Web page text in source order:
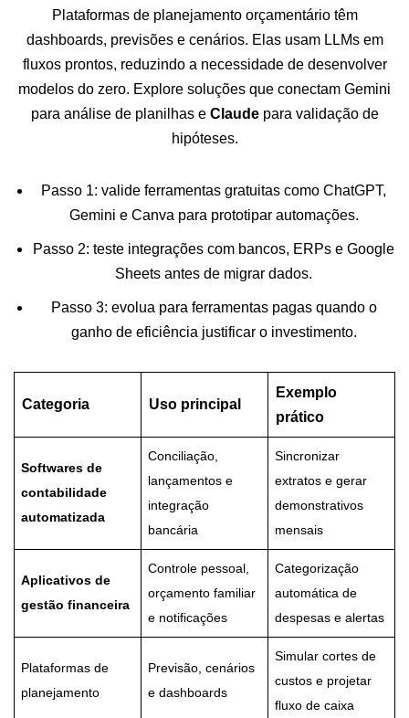
Plataformas de planejamento orçamentário têm
dashboards, previsões e cenários. Elas usam LLMs em
fluxos prontos, reduzindo a necessidade de desenvolver
modelos do zero. Explore soluções que conectam Gemini
para análise de planilhas e Claudepara validação de
hipóteses.
Passo 1: valide ferramentas gratuitas como ChatGPT,
Gemini e Canva para prototipar automações.
Passo 2: teste integrações com bancos, ERPs e Google
Sheets antes de migrar dados.
Passo 3: evolua para ferramentas pagas quando o
ganho de eficiência justificar o investimento.
Categoria Uso principal
Exemplo
prático
Softwares de
contabilidade
automatizada
Conciliação,
lançamentos e
integração
bancária
Sincronizar
extratos e gerar
demonstrativos
mensais
Aplicativos de
gestão financeira
Controle pessoal,
orçamento familiar
e notificações
Categorização
automática de
despesas e alertas
Plataformas de
planejamento
Previsão, cenários
e dashboards
Simular cortes de
custos e projetar
fluxo de caixa